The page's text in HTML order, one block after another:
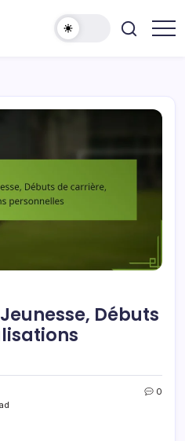
Débuts
0